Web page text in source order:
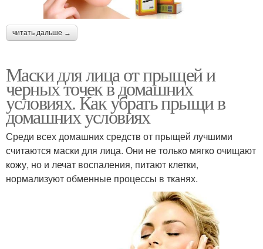
читать дальше →
Маски для лица от прыщей и
черных точек в домашних
условиях. Как убрать прыщи в
домашних условиях
Среди всех домашних средств от прыщей лучшими
считаются маски для лица. Они не только мягко очищают
кожу, но и лечат воспаления, питают клетки,
нормализуют обменные процессы в тканях.